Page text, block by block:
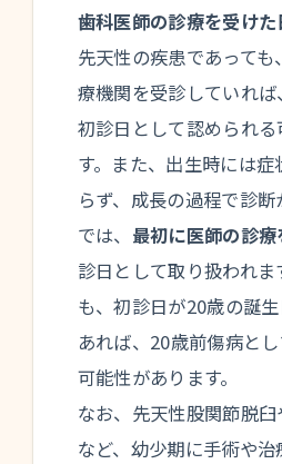
歯科医師の診療を受けた
先天性の疾患であって
療機関を受診していれ
初診日として認められ
す。また、出生時には
らず、成長の過程で診
では、 最初に医師の診
診日として取り扱われ
も、初診日が20歳の誕
あれば、20歳前傷病と
可能性があります。
なお、先天性股関節脱
など、幼少期に手術や